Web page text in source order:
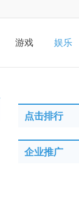
游戏 娱乐
点击排行
企业推广